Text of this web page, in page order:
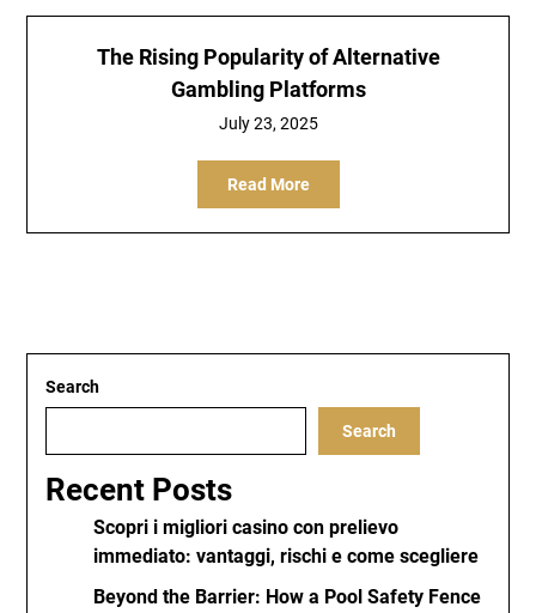
The Rising Popularity of Alternative
Gambling Platforms
July 23, 2025
Read More
Search
Search
Recent Posts
Scopri i migliori casino con prelievo
immediato: vantaggi, rischi e come scegliere
Beyond the Barrier: How a Pool Safety Fence